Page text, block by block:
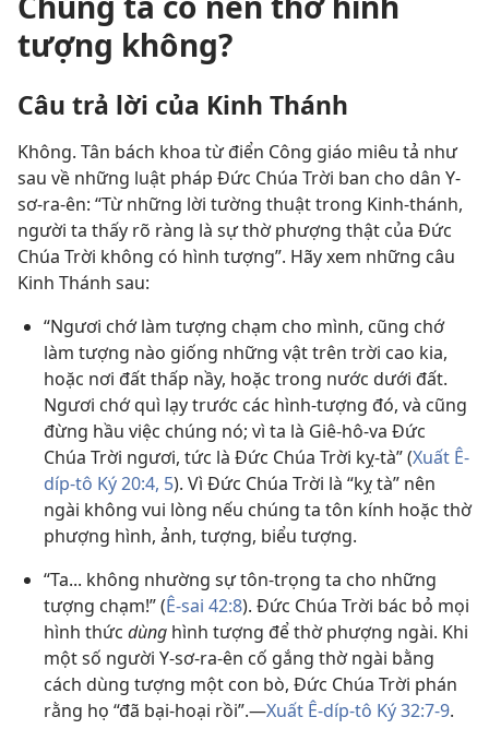
tượng không?
Câu trả lời của Kinh Thánh
Không. Tân bách khoa từ điển Công giáo miêu tả như
sau về những luật pháp Đức Chúa Trời ban cho dân Y-
sơ-ra-ên: “Từ những lời tường thuật trong Kinh-thánh,
người ta thấy rõ ràng là sự thờ phượng thật của Đức
Chúa Trời không có hình tượng”. Hãy xem những câu
Kinh Thánh sau:
“Ngươi chớ làm tượng chạm cho mình, cũng chớ
làm tượng nào giống những vật trên trời cao kia,
hoặc nơi đất thấp nầy, hoặc trong nước dưới đất.
Ngươi chớ quì lạy trước các hình-tượng đó, và cũng
đừng hầu việc chúng nó; vì ta là Giê-hô-va Đức
Chúa Trời ngươi, tức là Đức Chúa Trời kỵ-tà” (Xuất Ê-
díp-tô Ký 20:​4, 5). Vì Đức Chúa Trời là “kỵ tà” nên
ngài không vui lòng nếu chúng ta tôn kính hoặc thờ
phượng hình, ảnh, tượng, biểu tượng.
“Ta... không nhường sự tôn-trọng ta cho những
tượng chạm!” (Ê-sai 42:8). Đức Chúa Trời bác bỏ mọi
hình thức dùng hình tượng để thờ phượng ngài. Khi
một số người Y-sơ-ra-ên cố gắng thờ ngài bằng
cách dùng tượng một con bò, Đức Chúa Trời phán
rằng họ “đã bại-hoại rồi”.​—Xuất Ê-díp-tô Ký 32:​7-9.